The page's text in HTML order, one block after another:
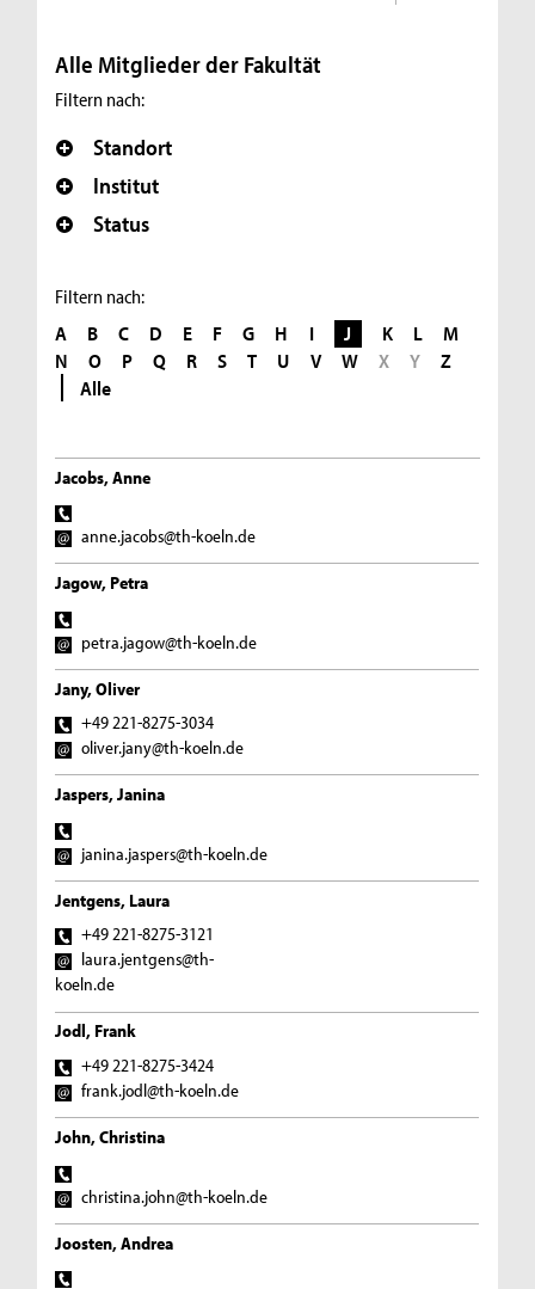
Alle Mitglieder der Fakultät
Filtern nach:
Standort
Institut
Status
Filtern nach:
A B C D E F G H I J K L
M
N
O P Q R S T U V W X Y
Z
Alle
Jacobs, Anne
anne.jacobs@th-koeln.de
Jagow, Petra
petra.jagow@th-koeln.de
Jany, Oliver
+49 221-8275-3034
oliver.jany@th-koeln.de
Jaspers, Janina
janina.jaspers@th-koeln.de
Jentgens, Laura
+49 221-8275-3121
laura.jentgens@th-
koeln.de
Jodl, Frank
+49 221-8275-3424
frank.jodl@th-koeln.de
John, Christina
christina.john@th-koeln.de
Joosten, Andrea